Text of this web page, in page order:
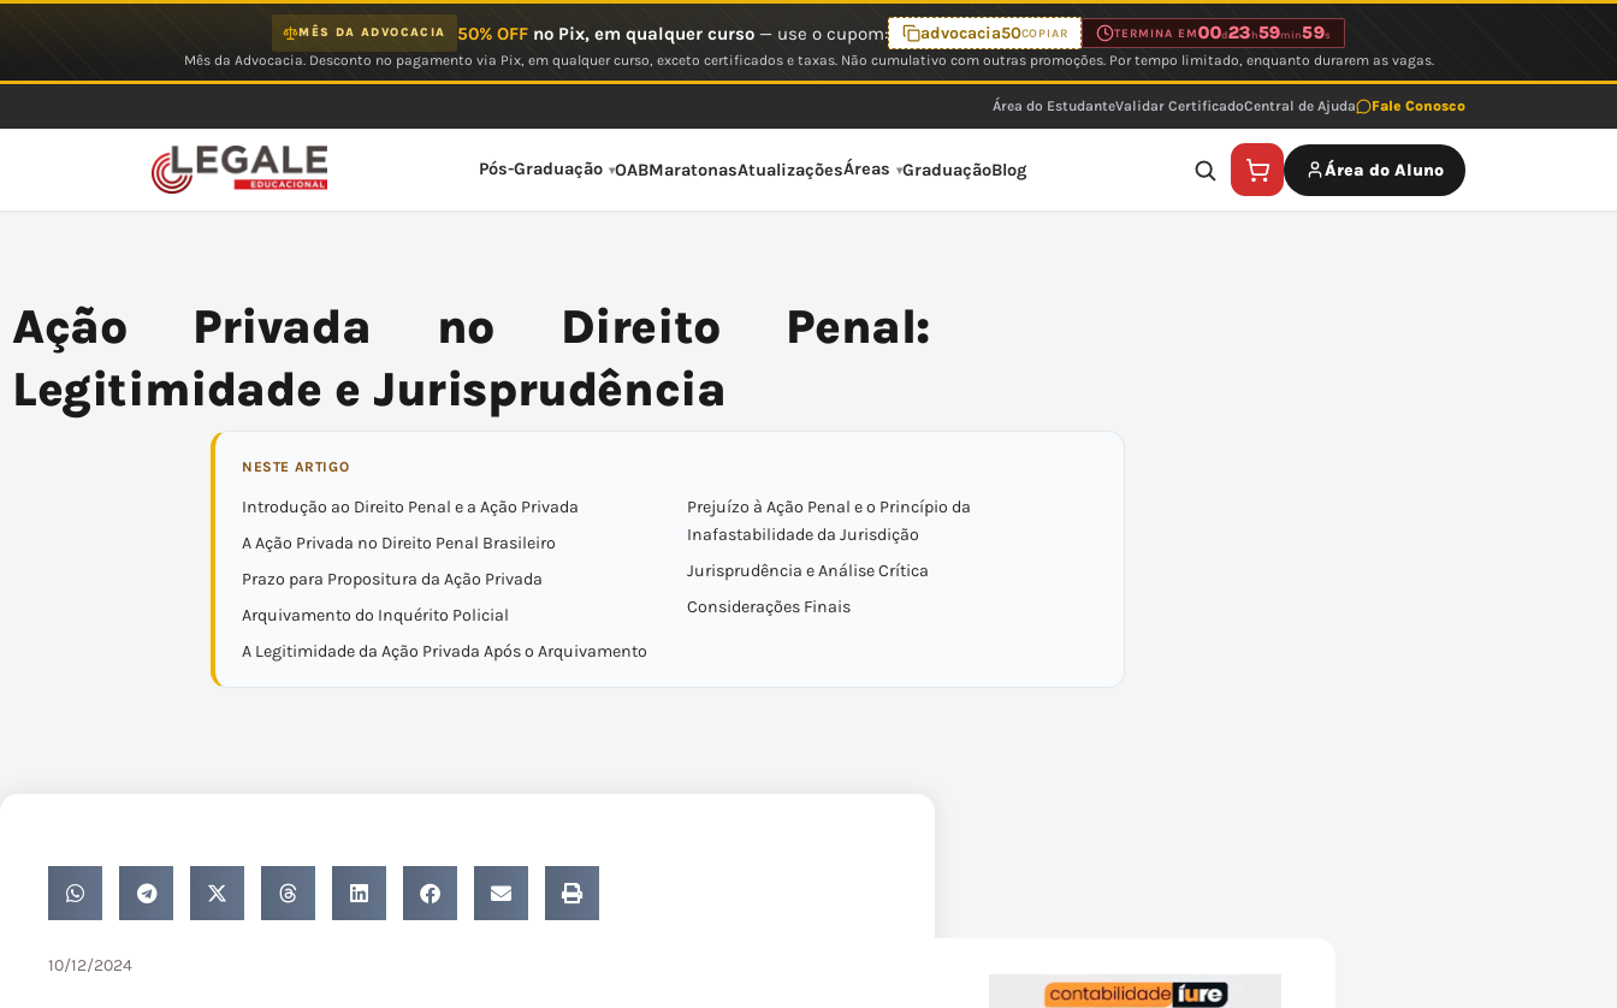
MÊS DA ADVOCACIA 50% OFFno Pix, em qualquer curso— use o cupom: advocacia50COPIAR TERMINA EM00d23 h59min59s
Mês da Advocacia. Desconto no pagamento via Pix, em qualquer curso, exceto certificados e taxas. Não cumulativo com outras promoções. Por tempo limitado, enquanto durarem as vagas.
Área do EstudanteValidar CertificadoCentral de Ajuda Fale Conosco
Pós-Graduação OABMaratonasAtualizaçõesÁreas GraduaçãoBlog Área do Aluno
Ação Privada no Direito Penal:
Legitimidade e Jurisprudência
NESTE ARTIGO
Introdução ao Direito Penal e a Ação Privada
A Ação Privada no Direito Penal Brasileiro
Prazo para Propositura da Ação Privada
Arquivamento do Inquérito Policial
A Legitimidade da Ação Privada Após o Arquivamento
Prejuízo à Ação Penal e o Princípio da
Inafastabilidade da Jurisdição
Jurisprudência e Análise Crítica
Considerações Finais
10/12/2024